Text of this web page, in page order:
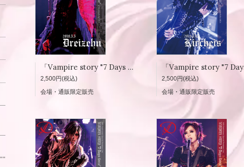
「Vampire story "7 Days force"」写真集 2019.5.5「Dreizehn」
2,500円(税込)
会場・通販限定販売
2,500円(税込)
会場・通販限定販売